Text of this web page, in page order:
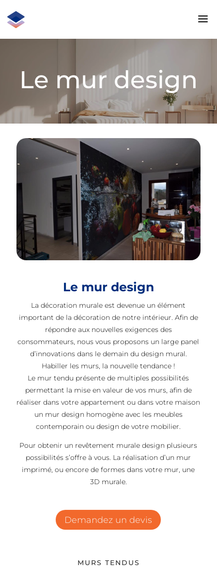
Le mur design
Le mur design
La décoration murale est devenue un élément
important de la décoration de notre intérieur. Afin de
répondre aux nouvelles exigences des
consommateurs, nous vous proposons un large panel
d’innovations dans le demain du design mural.
Habiller les murs, la nouvelle tendance !
Le mur tendu présente de multiples possibilités
permettant la mise en valeur de vos murs, afin de
réaliser dans votre appartement ou dans votre maison
un mur design homogène avec les meubles
contemporain ou design de votre mobilier.
Pour obtenir un revêtement murale design plusieurs
possibilités s’offre à vous. La réalisation d’un mur
imprimé, ou encore de formes dans votre mur, une
3D murale.
Demandez un devis
MURS TENDUS